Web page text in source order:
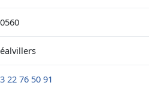
22 76 50 91